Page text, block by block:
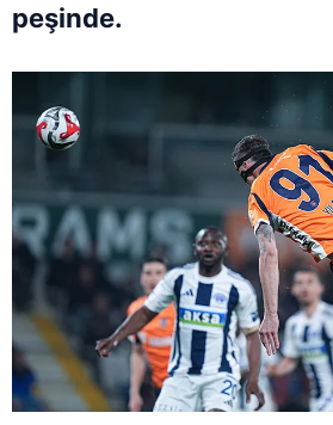
peşinde.